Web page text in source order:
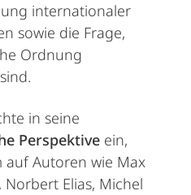
internationaler
sowie die Frage,
Ordnung
in seine
Perspektive ein,
Autoren wie Max
Elias, Michel